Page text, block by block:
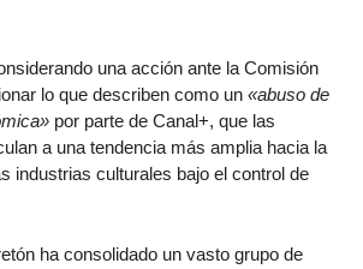
una acción ante la Comisión
lo que describen como un «abuso de
por parte de Canal+, que las
a una tendencia más amplia hacia la
industrias culturales bajo el control de
ha consolidado un vasto grupo de